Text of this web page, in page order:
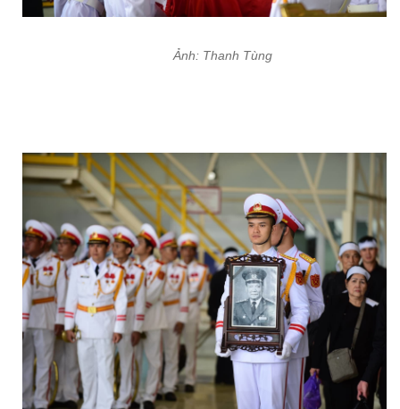
Ảnh: Thanh Tùng